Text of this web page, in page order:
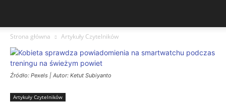
Strona główna Artykuły Czytelników
Źródło: Pexels | Autor: Ketut Subiyanto
Artykuły Czytelników